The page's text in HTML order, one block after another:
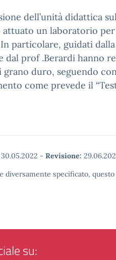
dell’unità didattica
attuato un laboratorio
particolare, guidati
dal prof .Berardi hanno
grano duro, seguendo
come prevede il
30.05.2022 - Revisione:
diversamente specificato,
su: